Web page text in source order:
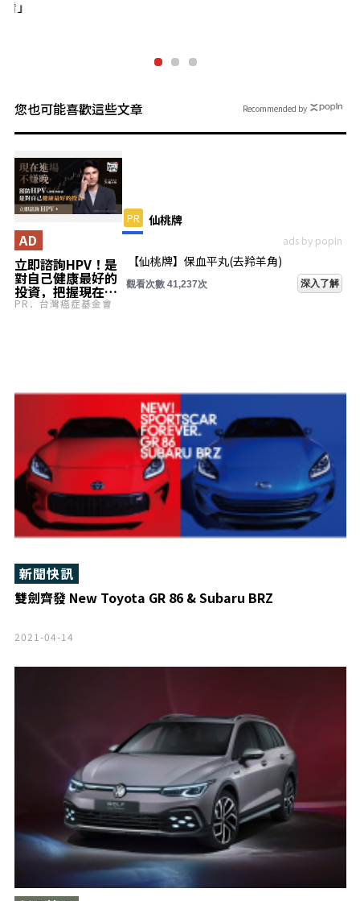
您也可能喜歡這些文章
立即諮詢HPV！是
對自己健康最好的
投資，把握現在不
嫌晚！
AD
PR．台灣癌症基金會
PR 仙桃牌
ads by popIn
【仙桃牌】保血平丸(去羚羊角)
觀看次數 41,241次 深入了解
雙劍齊發 New Toyota GR 86 & Subaru BRZ
新聞快訊
2021-04-14
Recommended by